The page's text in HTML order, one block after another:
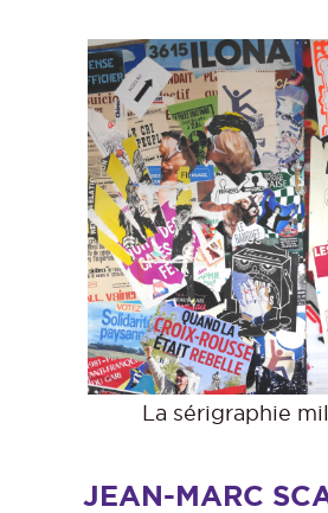
La sérigraphie
JEAN-MARC